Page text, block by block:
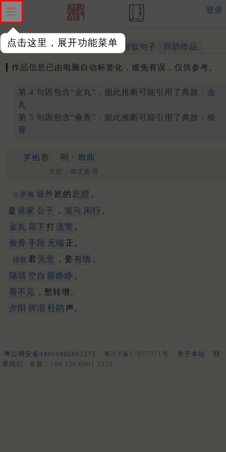
点击这里，展开功能菜单
登录
作品 标注四声 出处、引用 相似句子 同韵作品
作品信息已由电脑自动标签化，难免有误，仅供参考。
第 4 句因包含“金丸”，据此推断可能引用了典故： 金
丸
第 5 句因包含“偷香”，据此推断可能引用了典故： 偷
香
罗袍歌 明 · 散曲
出处：御定曲谱
皂 罗袍 墙外 趷的 趷蹬 。
是 谁家 公子 ， 策马 闲行 。
金丸 花下 打 流莺 。
偷香 手段 元端 正。
排歌 君 无意 ，妾 有情 。
隔墙 空自 眼睁睁 。
看不见 ，愁转增。
夕阳 挥泪 杜鹃 声。
粤公网安备44010402003275 粤ICP备17077571号 关于本站
联
系我们
客服：+86 136 0901 3320